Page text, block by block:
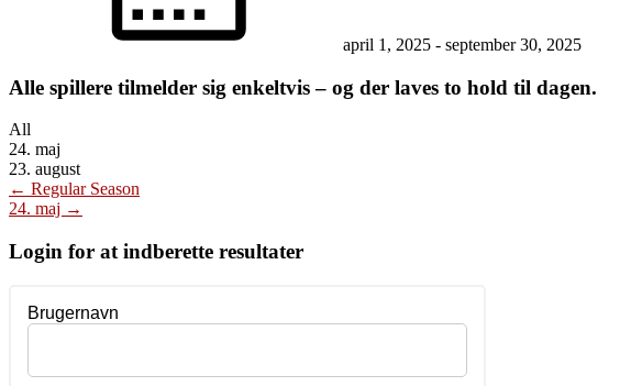
april 1, 2025 - september 30, 2025
Alle spillere tilmelder sig enkeltvis – og der laves to hold til dagen.
All
24. maj
23. august
Post
navigation
← Regular Season
24. maj →
Login for at indberette resultater
Brugernavn